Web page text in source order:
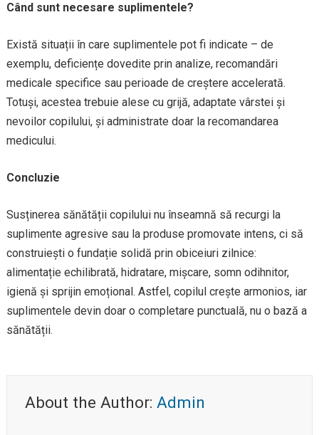
Când sunt necesare suplimentele?
Există situații în care suplimentele pot fi indicate – de
exemplu, deficiențe dovedite prin analize, recomandări
medicale specifice sau perioade de creștere accelerată.
Totuși, acestea trebuie alese cu grijă, adaptate vârstei și
nevoilor copilului, și administrate doar la recomandarea
medicului.
Concluzie
Susținerea sănătății copilului nu înseamnă să recurgi la
suplimente agresive sau la produse promovate intens, ci să
construiești o fundație solidă prin obiceiuri zilnice:
alimentație echilibrată, hidratare, mișcare, somn odihnitor,
igienă și sprijin emoțional. Astfel, copilul crește armonios, iar
suplimentele devin doar o completare punctuală, nu o bază a
sănătății.
About the Author: Admin